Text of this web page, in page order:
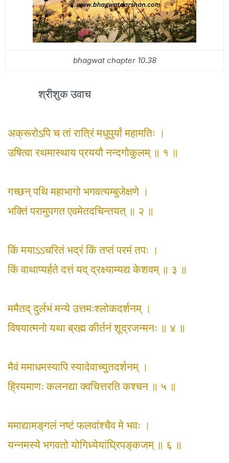
bhagwat chapter 10.38
श्रीशुक उवाच
अक्रूरोऽपि च तां रात्रिं मधुपुर्यां महामतिः ।
उषित्वा रथमास्थाय प्रययौ नन्दगोकुलम् ॥ १ ॥
गच्छन् पथि महाभागो भगवत्यम्बुजेक्षणे ।
भक्तिं परामुपगत एवमेतदचिन्तयत् ॥ २ ॥
किं मयाऽऽचरितं भद्रं किं तप्तं परमं तपः ।
किं वाथाप्यर्हते दत्तं यद् द्रक्ष्याम्यद्य केशवम् ॥ ३ ॥
ममैतद् दुर्लभं मन्ये उत्तमःश्लोकदर्शनम् ।
विषयात्मनो यथा ब्रह्म कीर्तनं शूद्रजन्मनः ॥ ४ ॥
मैवं ममाधमस्यापि स्यादेवाच्युतदर्शनम् ।
ह्रियमाणः कलनद्या क्वचित्तरति कश्चन ॥ ५ ॥
ममाद्यामङ्‌गलं नष्टं फलवांश्चैव मे भवः ।
यन्नमस्ये भगवतो योगिध्येयांघ्रिपङ्‌कजम् ॥ ६ ॥